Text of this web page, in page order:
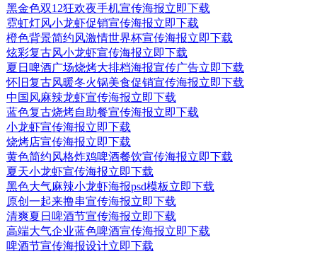
黑金色双12狂欢夜手机宣传海报立即下载
霓虹灯风小龙虾促销宣传海报立即下载
橙色背景简约风激情世界杯宣传海报立即下载
炫彩复古风小龙虾宣传海报立即下载
夏日啤酒广场烧烤大排档海报宣传广告立即下载
怀旧复古风暖冬火锅美食促销宣传海报立即下载
中国风麻辣龙虾宣传海报立即下载
蓝色复古烧烤自助餐宣传海报立即下载
小龙虾宣传海报立即下载
烧烤店宣传海报立即下载
黄色简约风格炸鸡啤酒餐饮宣传海报立即下载
夏天小龙虾宣传海报立即下载
黑色大气麻辣小龙虾海报psd模板立即下载
原创一起来撸串宣传海报立即下载
清爽夏日啤酒节宣传海报立即下载
高端大气企业蓝色啤酒宣传海报立即下载
啤酒节宣传海报设计立即下载